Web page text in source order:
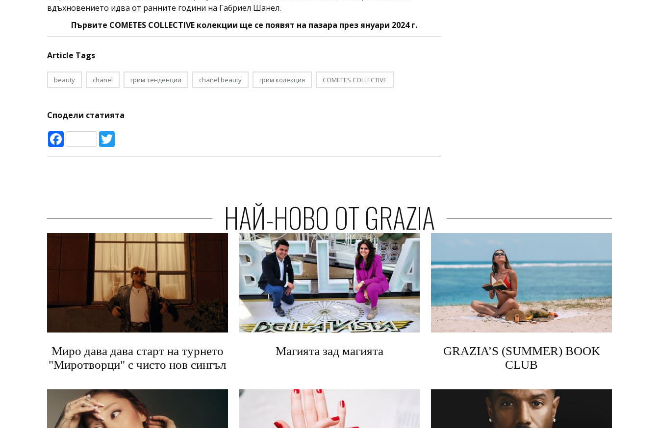
вдъхновението идва от ранните години на Габриел Шанел.
Първите COMETES COLLECTIVE колекции ще се появят на пазара през януари 2024 г.
Article Tags
beauty chanel грим тенденции chanel beauty грим колекция COMETES COLLECTIVE
Сподели статията
Facebook
НАЙ-НОВО ОТ GRAZIA
Миро дава дава старт на турнето
"Миротворци" с чисто нов сингъл
Магията зад магията
GRAZIA’S (SUMMER) BOOK
CLUB